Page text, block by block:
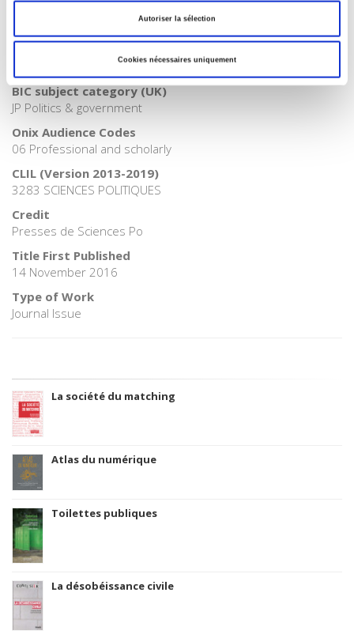
Autoriser la sélection
Cookies nécessaires uniquement
POL000000 POLITICAL SCIENCE
BIC subject category (UK)
JP Politics & government
Onix Audience Codes
06 Professional and scholarly
CLIL (Version 2013-2019)
3283 SCIENCES POLITIQUES
Credit
Presses de Sciences Po
Title First Published
14 November 2016
Type of Work
Journal Issue
La société du matching
Atlas du numérique
Toilettes publiques
La désobéissance civile